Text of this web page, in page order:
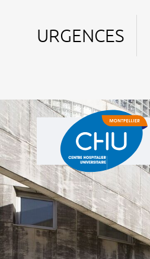
URGENCES